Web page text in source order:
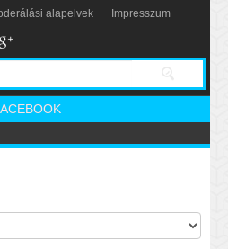
alapelvek Impresszum